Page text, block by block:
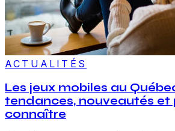
ACTUALITÉS
Les jeux mobiles au
tendances, nouveautés
connaître